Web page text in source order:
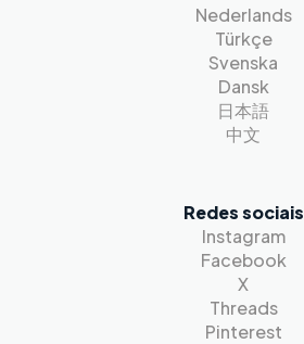
Nederlands
Türkçe
Svenska
Dansk
日本語
中文
Redes sociais
Instagram
Facebook
X
Threads
Pinterest